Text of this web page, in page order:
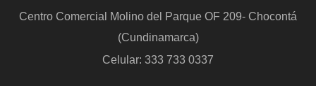
Centro Comercial Molino del Parque OF 209- Chocontá
(Cundinamarca)
Celular: 333 733 0337